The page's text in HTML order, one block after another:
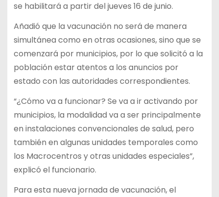
se habilitará a partir del jueves 16 de junio.
Añadió que la vacunación no será de manera
simultánea como en otras ocasiones, sino que se
comenzará por municipios, por lo que solicitó a la
población estar atentos a los anuncios por
estado con las autoridades correspondientes.
“¿Cómo va a funcionar? Se va a ir activando por
municipios, la modalidad va a ser principalmente
en instalaciones convencionales de salud, pero
también en algunas unidades temporales como
los Macrocentros y otras unidades especiales”,
explicó el funcionario.
Para esta nueva jornada de vacunación, el